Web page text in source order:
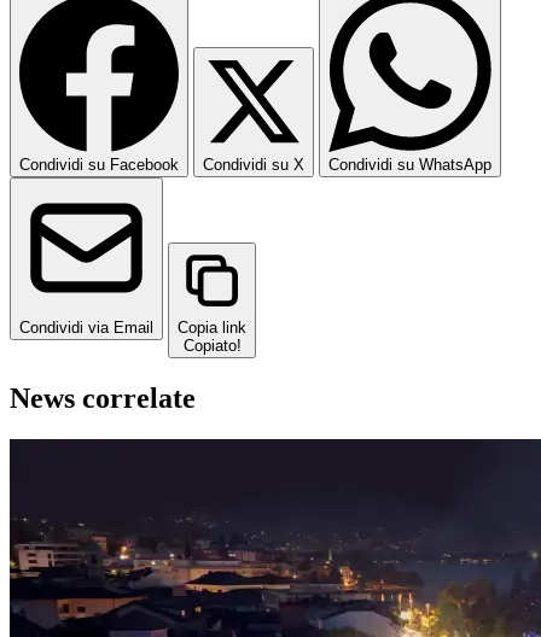
Condividi su Facebook Condividi su X Condividi su WhatsApp
Condividi via Email
Copia link
Copiato!
News correlate